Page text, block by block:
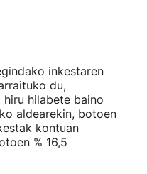
inkestaren
du,
hilabete baino
aldearekin, botoen
kontuan
% 16,5